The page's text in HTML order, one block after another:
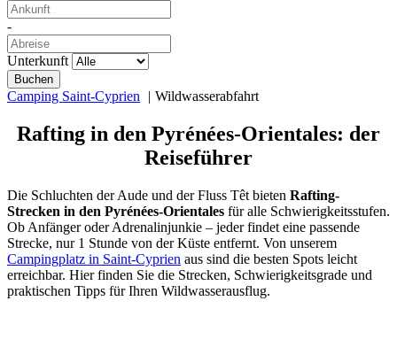
-
Unterkunft
Camping Saint-Cyprien Wildwasserabfahrt
Rafting in den Pyrénées-Orientales: der
Reiseführer
Die Schluchten der Aude und der Fluss Têt bieten Rafting-
Strecken in den Pyrénées-Orientales für alle Schwierigkeitsstufen.
Ob Anfänger oder Adrenalinjunkie – jeder findet eine passende
Strecke, nur 1 Stunde von der Küste entfernt. Von unserem
Campingplatz in Saint-Cyprien aus sind die besten Spots leicht
erreichbar. Hier finden Sie die Strecken, Schwierigkeitsgrade und
praktischen Tipps für Ihren Wildwasserausflug.